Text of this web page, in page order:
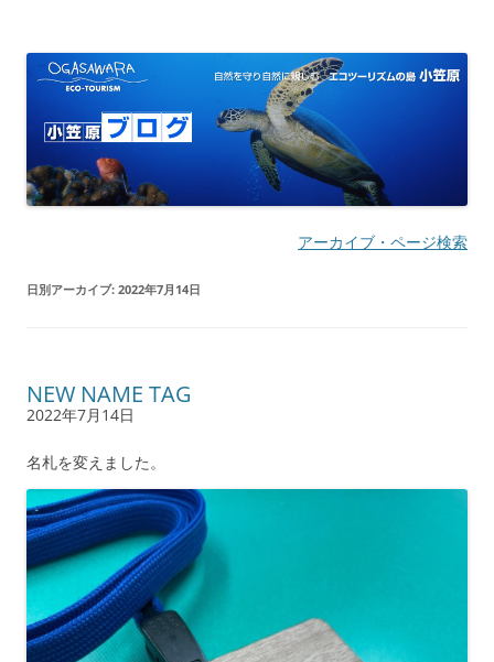
む エコツーリズムの島
アーカイブ・ページ検索
日別アーカイブ: 2022年7月14日
NEW NAME TAG
2022年7月14日
名札を変えました。